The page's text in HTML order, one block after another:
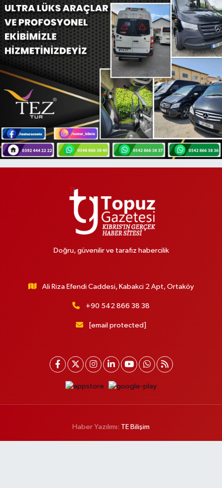
Doğru, güvenilir ve tarafız habercilik
Ali Riza Efendi Caddesi, Kabakci 2 Apt, Ortaköy
+90 542 866 38 38
[email protected]
Haber Yazılımı: TE Bilişim